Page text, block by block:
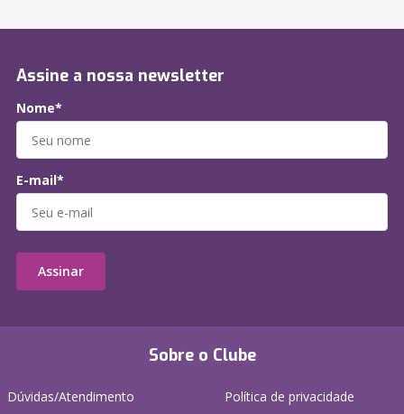
Sobre o Clube
Dúvidas/Atendimento
Política de privacidade
Assine a nossa newsletter
Nome*
E-mail*
Assinar